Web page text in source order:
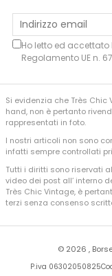
Ho letto ed
Regolamento UE n.
Si evidenzia che Très
hand, non è pertanto
rappresentati in foto.
I nostri articoli non sono
infatti sempre controllati
Tutti i diritti sono riservati
video dei post all’ interno
Très Chic Vintage, è
terzi senza consenso
© 2026 ,
P.iva 06302050825